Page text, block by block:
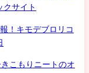
クサイト
！キモデブロリコ
こもりニートのオ